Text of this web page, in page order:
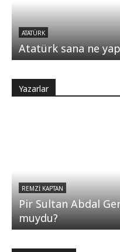
ATATÜRK
Atatürk sana ne
Yazarlar
REMZI KAPTAN
Pir Sultan Abdal
muydu?